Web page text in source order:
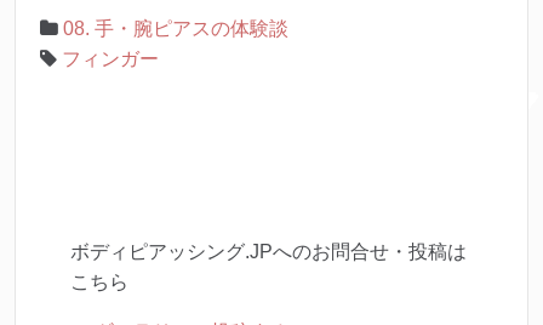
08. 手・腕ピアスの体験談
フィンガー
ボディピアッシング.JPへのお問合せ・投稿は
こちら